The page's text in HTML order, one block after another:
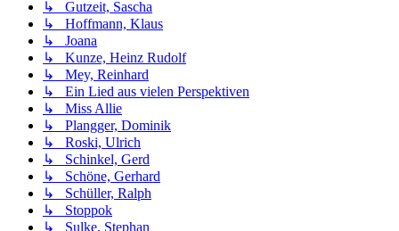
↳ Gutzeit, Sascha
↳ Hoffmann, Klaus
↳ Joana
↳ Kunze, Heinz Rudolf
↳ Mey, Reinhard
↳ Ein Lied aus vielen Perspektiven
↳ Miss Allie
↳ Plangger, Dominik
↳ Roski, Ulrich
↳ Schinkel, Gerd
↳ Schöne, Gerhard
↳ Schüller, Ralph
↳ Stoppok
↳ Sulke, Stephan